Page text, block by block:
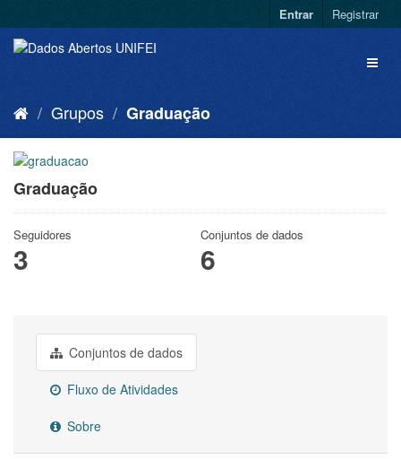
Entrar Registrar
Grupos Graduação
Graduação
Seguidores
3
Conjuntos de dados
6
Conjuntos de dados
Fluxo de Atividades
Sobre